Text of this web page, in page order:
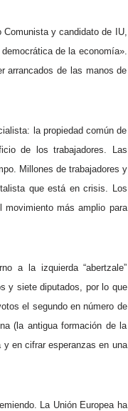
y candidato de IU,
de la economía».
arrancados de las manos de
la propiedad común de
de los trabajadores. Las
Millones de trabajadores y
que está en crisis. Los
más amplio para
a la izquierda “abertzale”
y siete diputados, por lo que
el segundo en número de
(la antigua formación de la
en cifrar esperanzas en una
La Unión Europea ha